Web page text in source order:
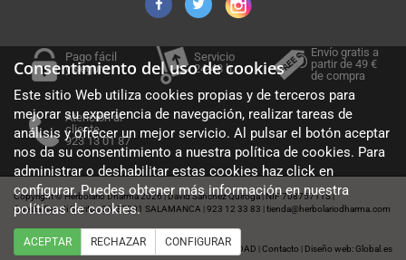
Pago fácil
y seguro
Servicio
24-48 h.
Envío gratis a
partir de 49 €
de compra
Atención al
cliente
923 13 01 87
Copyright © Herbolario Dharma 2026 | David Sánchez Quiroga NIF 70875711S |
Cuesta Sancti Spiritus 36, 37001 SALAMANCA 923 12 33 83 tienda@herbolariodharma.com
Política de cookies Aviso legal POLÍTICA DE PRIVACIDAD Contacto Diseño web: Global.es
Consentimiento del uso de cookies
Este sitio Web utiliza cookies propias y de terceros para
mejorar su experiencia de navegación, realizar tareas de
análisis y ofrecer un mejor servicio. Al pulsar el botón aceptar
nos da su consentimiento a nuestra política de cookies. Para
administrar o deshabilitar estas cookies haz click en
configurar. Puedes obtener más información en nuestra
políticas de cookies.
ACEPTAR RECHAZAR CONFIGURAR